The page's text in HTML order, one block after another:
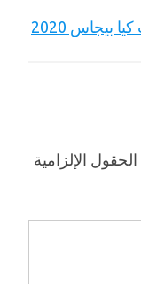
الحقول الإلزامية